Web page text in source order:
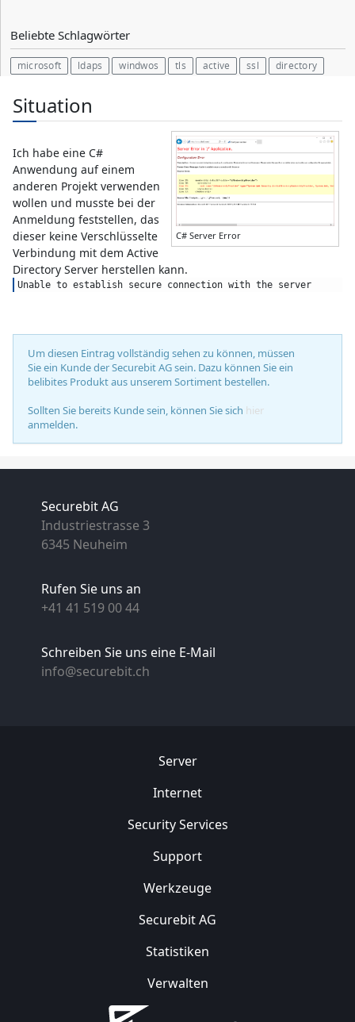
Beliebte Schlagwörter
microsoft ldaps windwos tls active ssl directory
Situation
C# Server Error
Ich habe eine C#
Anwendung auf einem
anderen Projekt verwenden
wollen und musste bei der
Anmeldung feststellen, das
dieser keine Verschlüsselte
Verbindung mit dem Active
Directory Server herstellen kann.
Unable to establish secure connection with the server
Um diesen Eintrag vollständig sehen zu können, müssen
Sie ein Kunde der Securebit AG sein. Dazu können Sie ein
belibites Produkt aus unserem Sortiment bestellen.
Sollten Sie bereits Kunde sein, können Sie sich hier
anmelden.
Securebit AG
Industriestrasse 3
6345 Neuheim
Rufen Sie uns an
+41 41 519 00 44
Schreiben Sie uns eine E-Mail
info@securebit.ch
Server
Internet
Security Services
Support
Werkzeuge
Securebit AG
Statistiken
Verwalten